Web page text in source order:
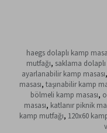
haegs dolaplı kamp
mutfağı, saklama
ayarlanabilir kamp masası,
masası, taşınabilir kamp
bölmeli kamp masası,
masası, katlanır piknik
kamp mutfağı, 120x60